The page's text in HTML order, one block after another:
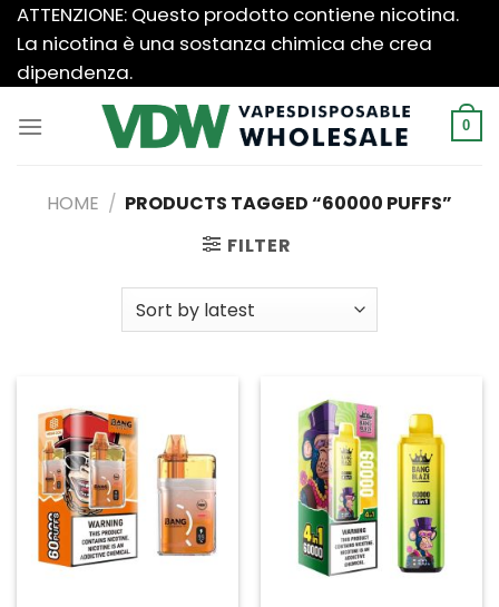
Salta
contenuti
ATTENZIONE: Questo prodotto contiene nicotina.
La nicotina è una sostanza chimica che crea
dipendenza.
0
HOME / PRODUCTS TAGGED “60000 PUFFS”
FILTER